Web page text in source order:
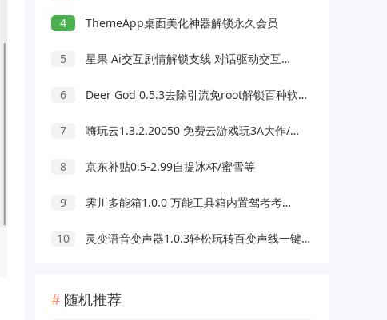
4 ThemeApp桌面美化神器解锁永久会员
5 星果 Ai交互剧情解锁支线 对话驱动交互故事剧情
6 Deer God 0.5.3去除引流免root解锁百种软件会员
7 嗨玩云1.3.2.20050 免费云游戏玩3A大作/热门游戏 无延迟免下载
8 京东补贴0.5-2.99自提冰杯/蜜雪等
9 霁川多能箱1.0.0 万能工具箱内置驾考考题 去水印等功能
10 灵变语音变声器1.0.3轻松玩转百变声线一键变声
随机推荐